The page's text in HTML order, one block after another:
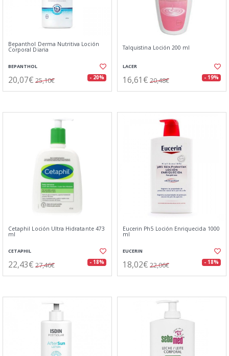
Bepanthol Derma Nutritiva Loción
Corporal Diaria
BEPANTHOL
20,07€ 25,10€ - 20%
Talquistina Loción 200 ml
LACER
16,61€ 20,48€ - 19%
Cetaphil Loción Ultra Hidratante 473
ml
CETAPHIL
22,43€ 27,46€ - 18%
Eucerin Ph5 Loción Enriquecida 1000
ml
EUCERIN
18,02€ 22,06€ - 18%